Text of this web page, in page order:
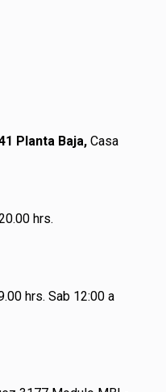
Planta Baja, Casa
hrs.
hrs. Sab 12:00 a